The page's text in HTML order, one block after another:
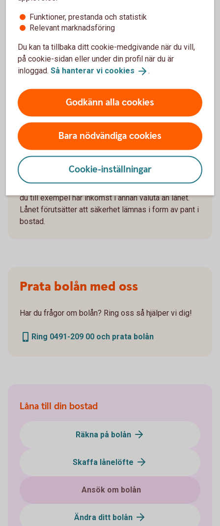
återbetalningstid 50 år, effektiv ränta: 3,96 % (ej
Nyckelkund 3,96 %).
Första månadsbetalningen inklusive amortering
är 4 908 kronor, sista månadsbetalningen
inklusive amortering är 1 672 kronor, totalt
belopp att betala om räntan är oförändrad under
Exemplet bygger på månatliga aviseringar, utan
uppläggningsavgift eller aviseringskostnad,
förutsatt att du är Nyckelkund och aviseras digitalt.
För ej Nyckelkund tillkommer uppläggningsavgift på
650 kronor. Vid postala avier tillkommer en kostnad
på 45 kronor i aviavgift. Valutakursförändringar kan
komma att påverka beloppen som du ska betala om
du till exempel har inkomst i annan valuta än lånet.
Lånet förutsätter att säkerhet lämnas i form av pant i
bostad.
Prata bolån med oss
Har du frågor om bolån? Ring oss så hjälper vi dig!
Ring 0491-209 00 och prata bolån
Låna till din bostad
Räkna på bolån
Skaffa lånelöfte
Ansök om bolån
Ändra ditt bolån
Funktioner, prestanda och statistik
Relevant marknadsföring
Du kan ta tillbaka ditt cookie-medgivande när du vill,
på cookie-sidan eller under din profil när du är
inloggad. Så hanterar vi cookies .
Godkänn alla cookies
Bara nödvändiga cookies
Cookie-inställningar